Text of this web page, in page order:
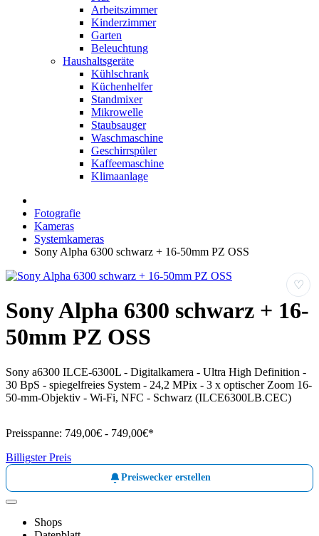
Arbeitszimmer
Kinderzimmer
Garten
Beleuchtung
Haushaltsgeräte
Kühlschrank
Küchenhelfer
Standmixer
Mikrowelle
Staubsauger
Waschmaschine
Geschirrspüler
Kaffeemaschine
Klimaanlage
Fotografie
Kameras
Systemkameras
Sony Alpha 6300 schwarz + 16-50mm PZ OSS
♡
Sony Alpha 6300 schwarz + 16-
50mm PZ OSS
Sony a6300 ILCE-6300L - Digitalkamera - Ultra High Definition -
30 BpS - spiegelfreies System - 24,2 MPix - 3 x optischer Zoom 16-
50-mm-Objektiv - Wi-Fi, NFC - Schwarz (ILCE6300LB.CEC)
Preisspanne: 749,00€ - 749,00€*
Billigster Preis
Preiswecker erstellen
Shops